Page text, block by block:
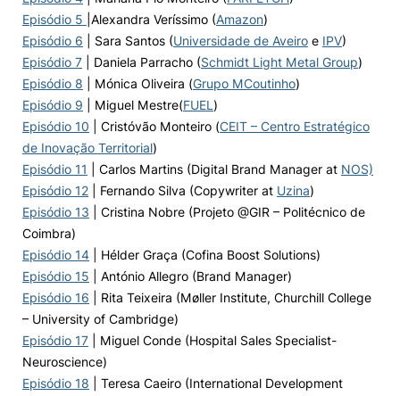
Episódio 5 |Alexandra Veríssimo (Amazon)
Episódio 6 | Sara Santos (Universidade de Aveiro e IPV)
Episódio 7 | Daniela Parracho (Schmidt Light Metal Group)
Episódio 8
Mónica Oliveira (Grupo MCoutinho)
Episódio 9
Miguel Mestre(FUEL )
Episódio 10 | Cristóvão Monteiro (CEIT – Centro Estratégico
de Inovação Territorial)
Episódio 11
| Carlos Martins (Digital Brand Manager at NOS)
Episódio 12 | Fernando Silva (Copywriter at Uzina)
Episódio 13
Cristina Nobre (Projeto @GIR – Politécnico de
Coimbra)
Episódio 14
Hélder Graça (Cofina Boost Solutions)
Episódio 15 | António Allegro (Brand Manager)
Episódio 16 | Rita Teixeira (Møller Institute, Churchill College
– University of Cambridge)
Episódio 17 | Miguel Conde (Hospital Sales Specialist-
Neuroscience)
Episódio 18 | Teresa Caeiro (International Development